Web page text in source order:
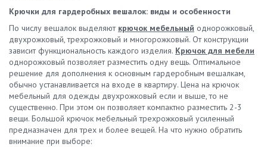
Крючки для гардеробных вешалок: виды и особенности
По числу вешалок выделяют крючок мебельный однорожковый,
двухрожковый, трехрожковый и многорожковый. От конструкции
зависит функциональность каждого изделия. Крючок для мебели
однорожковый позволяет разместить одну вещь. Оптимальное
решение для дополнения к основным гардеробным вешалкам,
обычно устанавливается на входе в квартиру. Цена на крючок
мебельный для одежды двухрожковый если и выше, то не
существенно. При этом он позволяет компактно разместить 2-3
вещи. Большой крючок мебельный трехрожковый усиленный
предназначен для трех и более вещей. На что нужно обратить
внимание при выборе: